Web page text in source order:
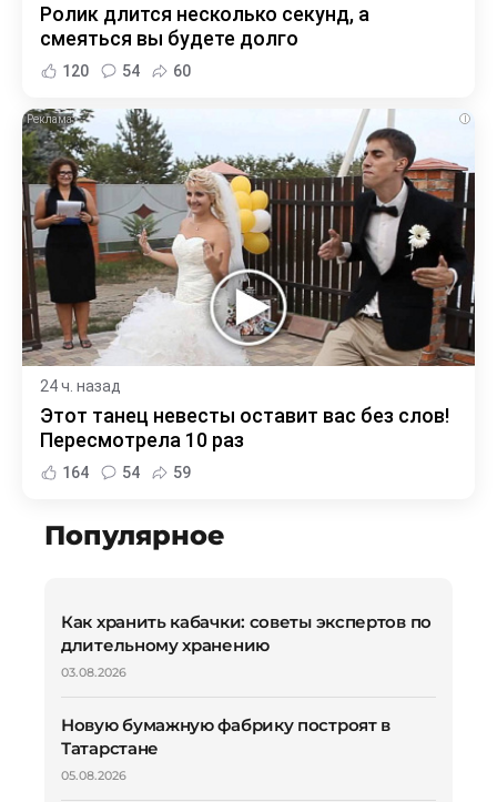
Ролик длится несколько секунд, а
смеяться вы будете долго
120 54 60
i
24 ч. назад
Этот танец невесты оставит вас без слов!
Пересмотрела 10 раз
164 54 59
Популярное
Как хранить кабачки: советы экспертов по
длительному хранению
03.08.2026
Новую бумажную фабрику построят в
Татарстане
05.08.2026